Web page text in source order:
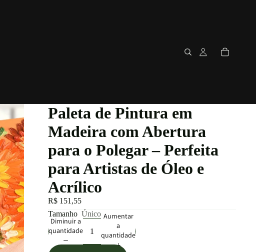
Paleta de Pintura em
Madeira com Abertura
para o Polegar – Perfeita
para Artistas de Óleo e
Acrílico
R$ 151,55
Tamanho Único
Diminuir a
quantidade
Aumentar
a
quantidade